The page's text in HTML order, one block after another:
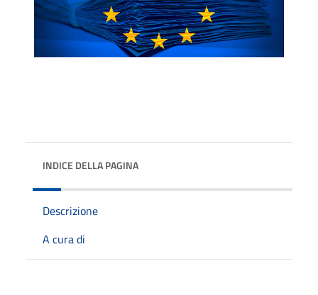
INDICE DELLA PAGINA
Descrizione
A cura di